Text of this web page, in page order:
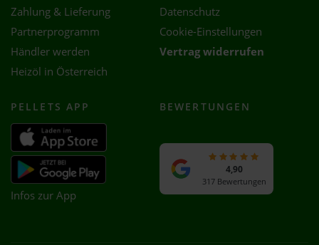
Zahlung & Lieferung
Partnerprogramm
Händler werden
Heizöl in Österreich
Datenschutz
Cookie-Einstellungen
Vertrag widerrufen
PELLETS APP
Infos zur App
BEWERTUNGEN
4,90
317 Bewertungen